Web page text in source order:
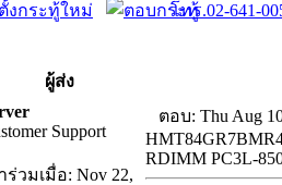
โทร.02-641-
ผู้ส่ง
Support
ร่วมเมื่อ: Nov 22,
ตอบ: Thu Aug
RDIMM PC3L-